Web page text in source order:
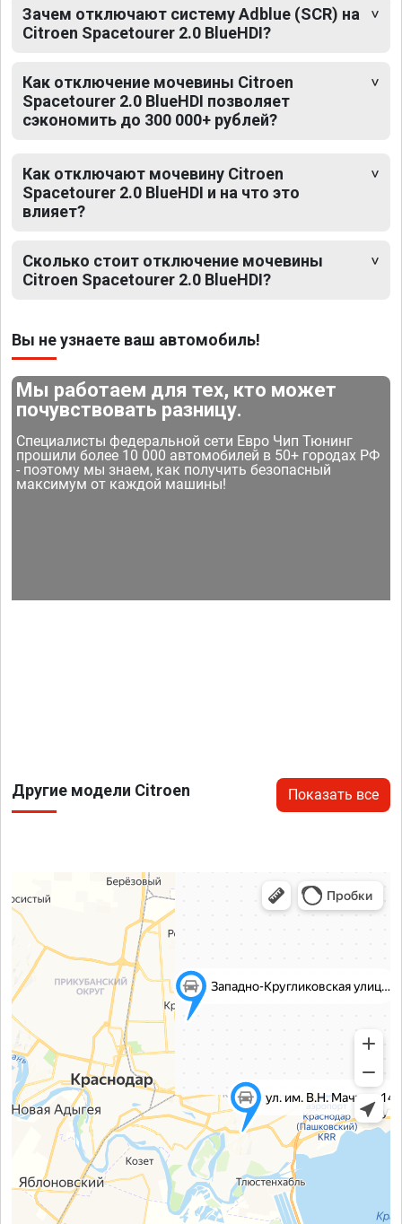
Зачем отключают систему Adblue (SCR) на
Citroen Spacetourer 2.0 BlueHDI?
Как отключение мочевины Citroen
Spacetourer 2.0 BlueHDI позволяет
сэкономить до 300 000+ рублей?
Как отключают мочевину Citroen
Spacetourer 2.0 BlueHDI и на что это
влияет?
Сколько стоит отключение мочевины
Citroen Spacetourer 2.0 BlueHDI?
Вы не узнаете ваш автомобиль!
Мы работаем для тех, кто может
почувствовать разницу.
Специалисты федеральной сети Евро Чип Тюнинг
прошили более 10 000 автомобилей в 50+ городах РФ
- поэтому мы знаем, как получить безопасный
максимум от каждой машины!
Другие модели Citroen Показать все